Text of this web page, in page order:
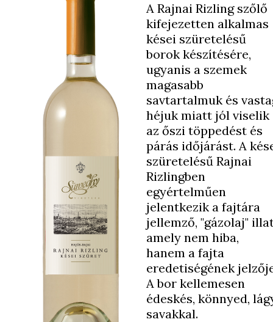
A Rajnai Rizling szőlő
kifejezetten alkalmas
kései szüretelésű
borok készítésére,
ugyanis a szemek
magasabb
savtartalmuk és
héjuk miatt jól viselik
az őszi töppedést és
párás időjárást. A
szüretelésű Rajnai
Rizlingben
egyértelműen
jelentkezik a fajtára
jellemző, "gázolaj"
amely nem hiba,
hanem a fajta
eredetiségének
A bor kellemesen
édeskés, könnyed,
savakkal.